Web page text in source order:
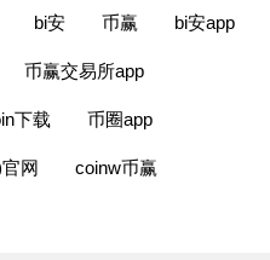
bi安 币赢 bi安app
币赢交易所app
下载 币圈app
网 coinw币赢